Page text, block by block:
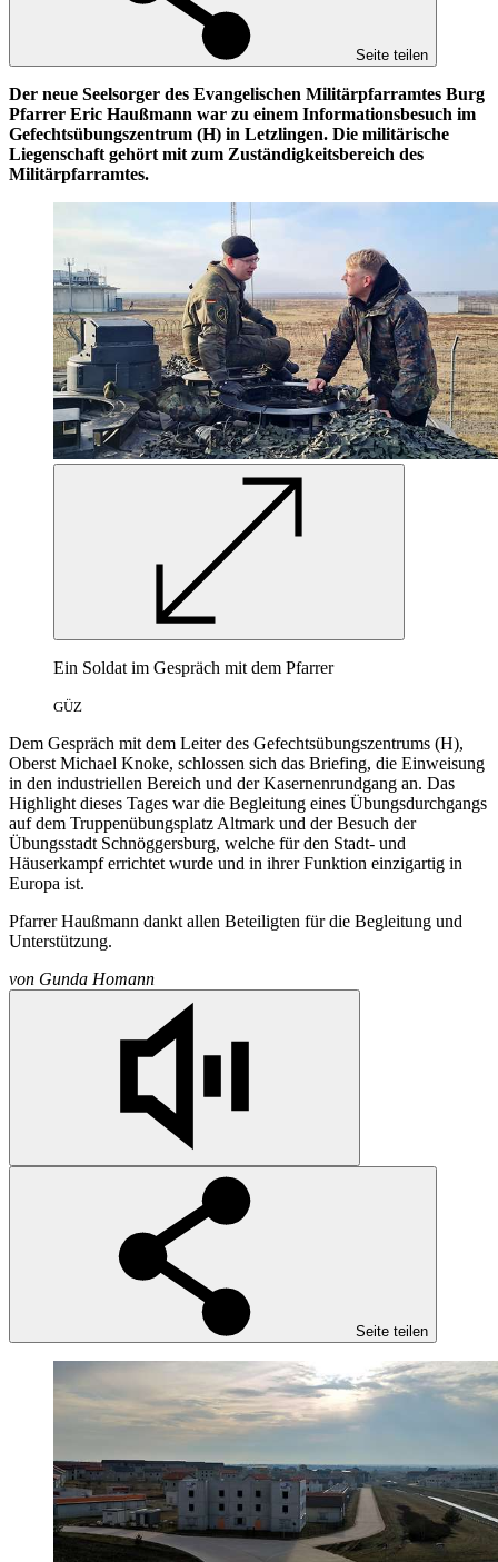
Seite teilen
Der neue Seelsorger des Evangelischen Militärpfarramtes Burg
Pfarrer Eric Haußmann war zu einem Informationsbesuch im
Gefechtsübungszentrum (H) in Letzlingen. Die militärische
Liegenschaft gehört mit zum Zuständigkeitsbereich des
Militärpfarramtes.
Ein Soldat im Gespräch mit dem Pfarrer
GÜZ
Dem Gespräch mit dem Leiter des Gefechtsübungszentrums (H),
Oberst Michael Knoke, schlossen sich das Briefing, die Einweisung
in den industriellen Bereich und der Kasernenrundgang an. Das
Highlight dieses Tages war die Begleitung eines Übungsdurchgangs
auf dem Truppenübungsplatz Altmark und der Besuch der
Übungsstadt Schnöggersburg, welche für den Stadt- und
Häuserkampf errichtet wurde und in ihrer Funktion einzigartig in
Europa ist.
Pfarrer Haußmann dankt allen Beteiligten für die Begleitung und
Unterstützung.
von Gunda Homann
Seite teilen